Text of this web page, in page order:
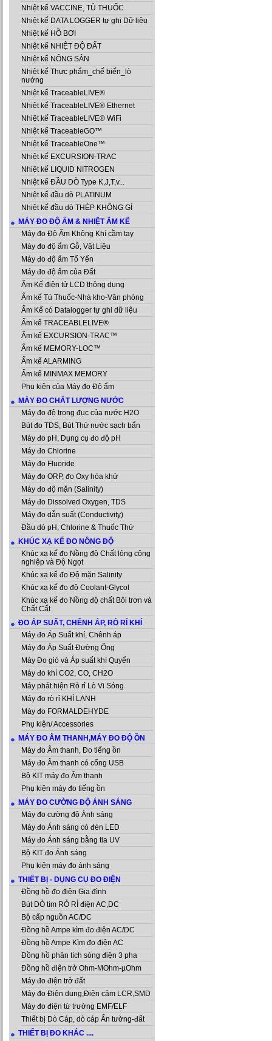
Nhiệt kế VACCINE, TỦ THUỐC
Nhiệt kế DATA LOGGER tự ghi Dữ liệu
Nhiệt kế HỒ BƠI
Nhiệt kế NHIỆT ĐỘ ĐẤT
Nhiệt kế NÔNG SẢN
Nhiệt kế Thực phẩm_chế biến_lò
nướng
Nhiệt kế TraceableLIVE®
Nhiệt kế TraceableLIVE® Ethernet
Nhiệt kế TraceableLIVE® WiFi
Nhiệt kế TraceableGO™
Nhiệt kế TraceableOne™
Nhiệt kế EXCURSION-TRAC
Nhiệt kế LIQUID NITROGEN
Nhiệt kế ĐẦU DÒ Type K,J,T,v...
Nhiệt kế đầu dò PLATINUM
Nhiệt kế đầu dò THÉP KHÔNG GỈ
MÁY ĐO ĐỘ ẨM & NHIỆT ẨM KẾ
Máy đo Độ Ẩm Không Khí cầm tay
Máy đo độ ẩm Gỗ, Vật Liệu
Máy đo độ ẩm Tổ Yến
Máy đo độ ẩm của Đất
Ẩm Kế điện tử LCD thông dụng
Ẩm kế Tủ Thuốc-Nhà kho-Văn phòng
Ẩm Kế có Datalogger tự ghi dữ liệu
Ẩm kế TRACEABLELIVE®
Ẩm kế EXCURSION-TRAC™
Ẩm kế MEMORY-LOC™
Ẩm kế ALARMING
Ẩm kế MINMAX MEMORY
Phụ kiện của Máy đo Độ ẩm
MÁY ĐO CHẤT LƯỢNG NƯỚC
Máy đo độ trong đục của nước H2O
Bút đo TDS, Bút Thử nước sạch bẩn
Máy đo pH, Dụng cụ đo độ pH
Máy đo Chlorine
Máy đo Fluoride
Máy đo ORP, đo Oxy hóa khử
Máy đo độ mặn (Salinity)
Máy đo Dissolved Oxygen, TDS
Máy đo dẫn suất (Conductivity)
Đầu dò pH, Chlorine & Thuốc Thử
KHÚC XẠ KẾ ĐO NỒNG ĐỘ
Khúc xạ kế đo Nồng độ Chất lỏng công
nghiệp và Độ Ngọt
Khúc xạ kế đo Độ mặn Salinity
Khúc xạ kế đo độ Coolant-Glycol
Khúc xạ kế đo Nồng độ chất Bôi trơn và
Chất Cất
ĐO ÁP SUẤT, CHÊNH ÁP, RÒ RỈ KHÍ
Máy đo Áp Suất khí, Chênh áp
Máy đo Áp Suất Đường Ống
Máy Đo gió và Áp suất khí Quyển
Máy đo khí CO2, CO, CH2O
Máy phát hiện Rò rỉ Lò Vi Sóng
Máy đo rò rỉ KHÍ LẠNH
Máy đo FORMALDEHYDE
Phụ kiện/ Accessories
MÁY ĐO ÂM THANH,MÁY ĐO ĐỘ ỒN
Máy đo Âm thanh, Đo tiếng ồn
Máy đo Âm thanh có cổng USB
Bộ KIT máy đo Âm thanh
Phụ kiện máy đo tiếng ồn
MÁY ĐO CƯỜNG ĐỘ ÁNH SÁNG
Máy đo cường độ Ánh sáng
Máy đo Ánh sáng có đèn LED
Máy đo Ánh sáng bằng tia UV
Bộ KIT đo Ánh sáng
Phụ kiện máy đo ánh sáng
THIẾT BỊ - DỤNG CỤ ĐO ĐIỆN
Đồng hồ đo điện Gia đình
Bút DÒ tìm RỎ RỈ điện AC,DC
Bộ cấp nguồn AC/DC
Đồng hồ Ampe kìm đo điện AC/DC
Đồng hồ Ampe Kìm đo điện AC
Đồng hồ phân tích sóng điện 3 pha
Đồng hồ điện trở Ohm-MOhm-µOhm
Máy đo điện trở đất
Máy đo Điện dung,Điện cảm LCR,SMD
Máy đo điện từ trường EMF/ELF
Thiết bị Dò Cáp, dò cáp Ẩn tường-đất
THIẾT BỊ ĐO KHÁC ....